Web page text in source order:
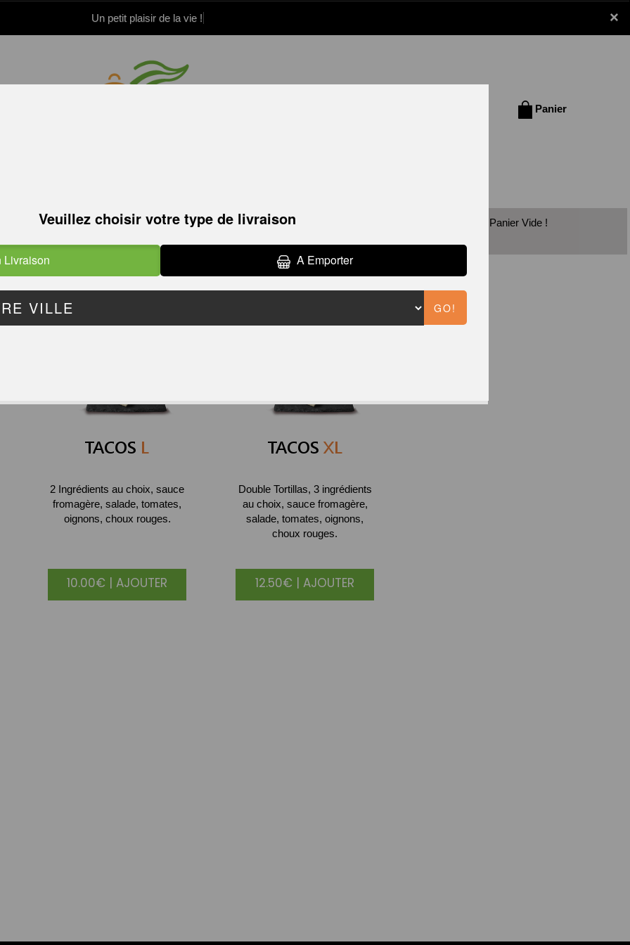
×
Un petit plaisir de la vie !
Panier
TACOS
TACOS DU CHEF
GRATINÉS
TACOS L
2 Ingrédients au choix, sauce
fromagère, salade, tomates,
oignons, choux rouges.
10.00€ | AJOUTER
TACOS XL
Double Tortillas, 3 ingrédients
au choix, sauce fromagère,
salade, tomates, oignons,
choux rouges.
12.50€ | AJOUTER
Panier Vide !